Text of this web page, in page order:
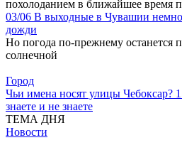
похолоданием в ближайшее время
03/06 В выходные в Чувашии
дожди
Но погода по-прежнему останется
солнечной
Город
Чьи имена носят улицы Чебоксар?
знаете и не знаете
ТЕМА ДНЯ
Новости